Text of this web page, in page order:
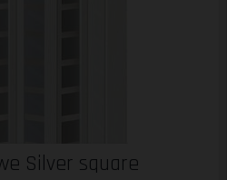
Silver square